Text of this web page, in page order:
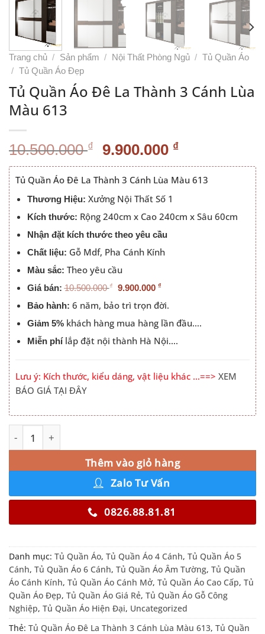
Trang chủ / Sản phẩm / Nội Thất Phòng Ngủ / Tủ Quần Áo
/ Tủ Quần Áo Đẹp
Tủ Quần Áo Đê La Thành 3 Cánh Lùa
Màu 613
10.500.000₫ Giá
gốc
là:
10.500.000 ₫.
9.900.000 ₫Giá
hiện
tại
9.900.000
Tủ Quần Áo Đê La Thành 3 Cánh Lùa Màu 613
Thương Hiệu: Xưởng Nội Thất Số 1
Kích thước: Rộng 240cm x Cao 240cm x Sâu 60cm
Nhận đặt kích thước theo yêu cầu
Chất liệu: Gỗ Mdf, Pha Cánh Kính
Màu sắc: Theo yêu cầu
Giá bán:10.500.000 ₫ 9.900.000 ₫
Bảo hành: 6 năm, bảo trì trọn đời.
Giảm 5%khách hàng mua hàng lần đầu….
Miễn phílắp đặt nội thành Hà Nội….
Lưu ý: Kích thước, kiểu dáng, vật liệu khác …==> XEM
BÁO GIÁ TẠI ĐÂY
Tủ Quần Áo Đê La Thành 3 Cánh Lùa Màu 613 số lượng
Thêm vào giỏ hàng
Alternative:
Zalo Tư Vấn
0826.88.81.81
Danh mục: Tủ Quần Áo, Tủ Quần Áo 4 Cánh, Tủ Quần Áo 5
Cánh, Tủ Quần Áo 6 Cánh, Tủ Quần Áo Âm Tường, Tủ Quần
Áo Cánh Kính, Tủ Quần Áo Cánh Mở, Tủ Quần Áo Cao Cấp, Tủ
Quần Áo Đẹp, Tủ Quần Áo Giá Rẻ, Tủ Quần Áo Gỗ Công
Nghiệp, Tủ Quần Áo Hiện Đại, Uncategorized
Thẻ: Tủ Quần Áo Đê La Thành 3 Cánh Lùa Màu 613, Tủ Quần